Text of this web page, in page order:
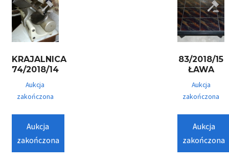
KRAJALNICA
74/2018/14
Aukcja
zakończona
Aukcja
zakończona
83/2018/15
ŁAWA
Aukcja
zakończona
Aukcja
zakończona